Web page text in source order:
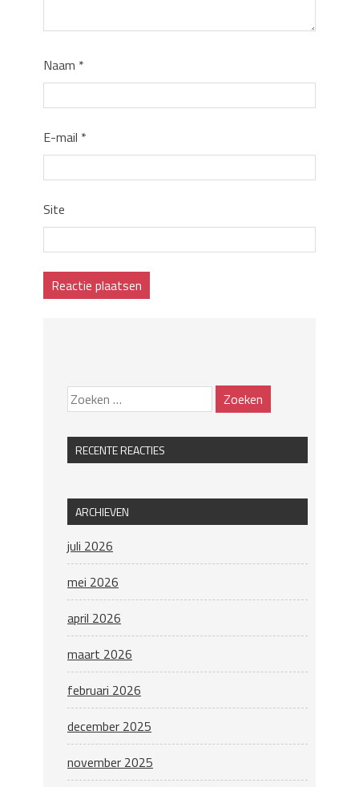
Naam *
E-mail *
Site
RECENTE REACTIES
ARCHIEVEN
juli 2026
mei 2026
april 2026
maart 2026
februari 2026
december 2025
november 2025